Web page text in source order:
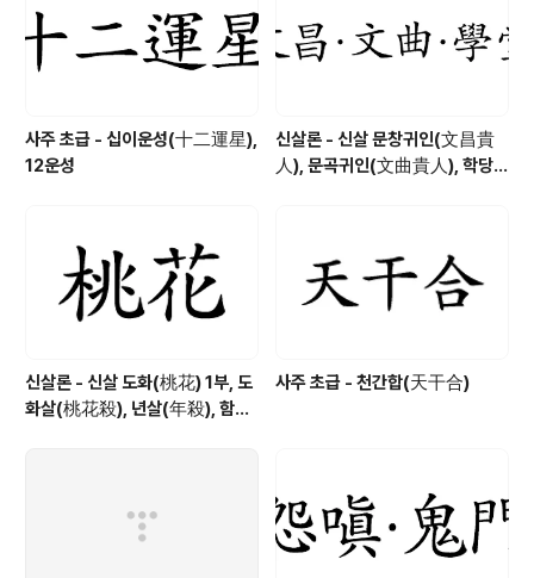
기초를 다시 공부하려 분, 중급에서 통변에 어려움을 겪고
있는 분들을 대상으로 합니다. 물론 입문..
사주 초급 - 십이운성(十二運星),
12운성
신살론 - 신살 문창귀인(文昌貴
人), 문곡귀인(文曲貴人), 학당귀
신살론 - 신살 도화(桃花) 1부, 도
화살(桃花殺), 년살(年殺), 함지
사주 초급 - 천간합(天干合)